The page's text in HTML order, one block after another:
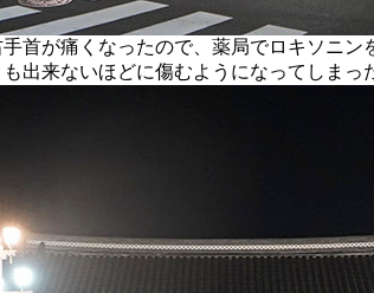
首が痛くなったので、薬局でロキソニン
出来ないほどに傷むようになってしまっ